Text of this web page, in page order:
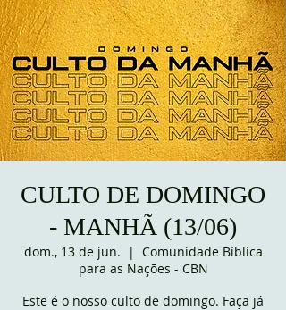
CULTO DE DOMINGO
- MANHÃ (13/06)
dom., 13 de jun.
  |
Comunidade Bíblica
para as Nações - CBN
Este é o nosso culto de domingo. Faça já